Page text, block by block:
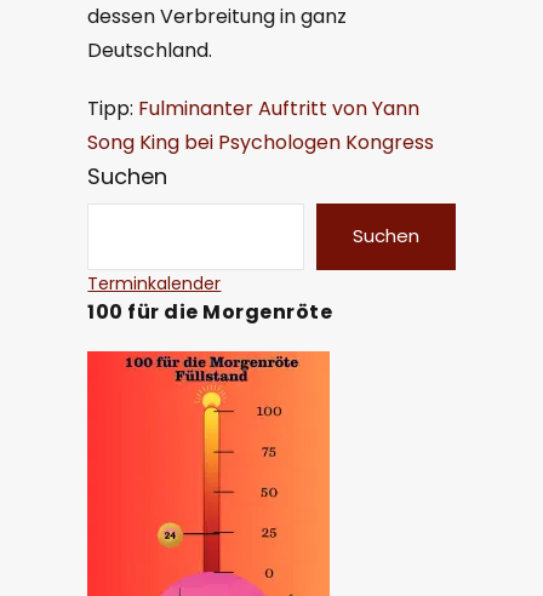
dessen Verbreitung in ganz
Deutschland.
Tipp: Fulminanter Auftritt von Yann
Song King bei Psychologen Kongress
Suchen
Suchen
Terminkalender
100 für die Morgenröte